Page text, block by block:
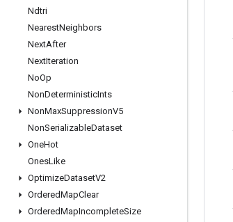
Ndtri
NearestNeighbors
NextAfter
NextIteration
NoOp
NonDeterministicInts
NonMaxSuppressionV5
NonSerializableDataset
OneHot
OnesLike
OptimizeDatasetV2
OrderedMapClear
OrderedMapIncompleteSize